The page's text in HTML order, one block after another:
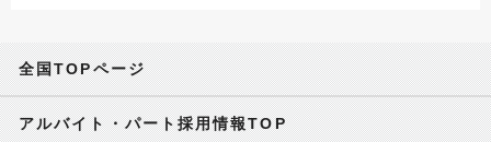
全国TOPページ
アルバイト・パート採用情報TOP